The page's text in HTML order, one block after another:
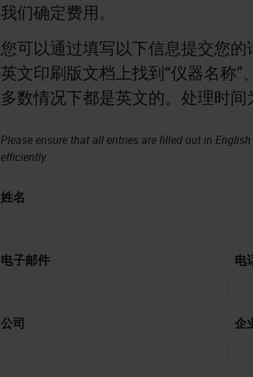
我们确定费用。
您可以通过填写以下信息提交您
英文印刷版文档上找到“仪器名称”
多数情况下都是英文的。处理时间
Please ensure that all entries are filled out in
efficiently.
姓名
电子邮件 电
公司 企